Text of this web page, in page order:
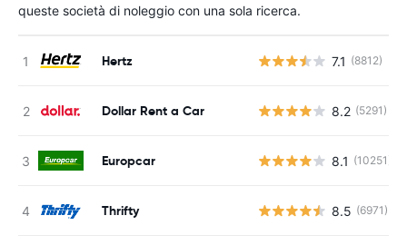
queste società di noleggio con una sola ricerca.
Hertz 7.1 (8812)
Dollar Rent a Car 8.2 (5291)
Europcar 8.1 (10251)
Thrifty 8.5 (6971)